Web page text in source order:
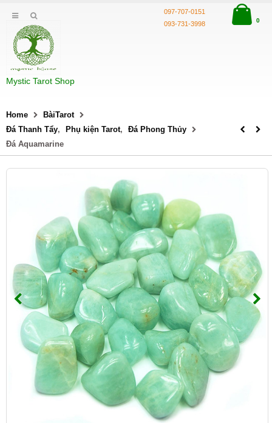
Mystic Tarot Shop
097-707-0151
093-731-3998
0
Home
BàiTarot
Đá Thanh Tẩy, Phụ kiện Tarot,
Đá Phong Thủy
Đá Aquamarine